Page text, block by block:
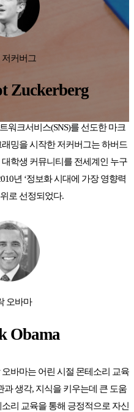
저커버그
Zuckerberg
워크서비스(SNS)를 선도한 마크
밍을 시작한 저커버그는 하버드
학생 커뮤니티를 전세계인 누구
년 ‘정보화 시대에 가장 영향력
로 선정되었다.
오바마
Obama
바마는 어린 시절 몬테소리 교육
과 생각, 지식을 키우는데 큰 도움
리 교육을 통해 긍정적으로 자신